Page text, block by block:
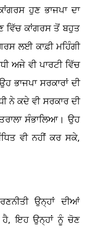
ਹੁਣ ਭਾਜਪਾ ਦਾ
ਵਿੱਚ ਕਾਂਗਰਸ ਤੋਂ ਬਹੁਤ
ਲਈ ਕਾਫ਼ੀ ਮਹਿੰਗੀ
ਅਜੇ ਵੀ ਪਾਰਟੀ ਵਿੱਚ
ਭਾਜਪਾ ਸਰਕਾਰਾਂ ਦੀ
ਨੇ ਕਦੇ ਵੀ ਸਰਕਾਰ ਦੀ
ਸੰਭਾਲਿਆ। ਉਹ
ਵੀ ਨਹੀਂ ਕਰ ਸਕੇ,
ਉਨ੍ਹਾਂ ਦੀਆਂ
ਹੈ, ਇਹ ਉਨ੍ਹਾਂ ਨੂੰ ਚੋਣ